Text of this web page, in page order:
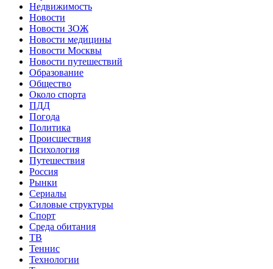
Недвижимость
Новости
Новости ЗОЖ
Новости медицины
Новости Москвы
Новости путешествий
Образование
Общество
Около спорта
ПДД
Погода
Политика
Происшествия
Психология
Путешествия
Россия
Рынки
Сериалы
Силовые структуры
Спорт
Среда обитания
ТВ
Теннис
Технологии